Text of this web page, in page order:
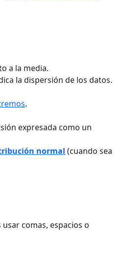
a la media.
la dispersión de los datos.
.
expresada como un
normal (cuando sea
comas, espacios o